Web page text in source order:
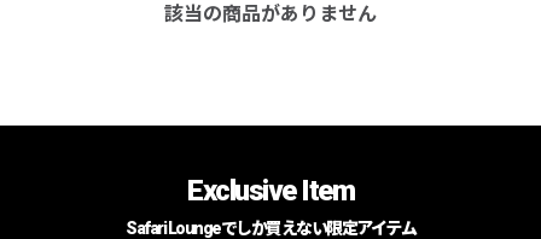
該当の商品がありません
Exclusive Item
Safari Loungeでしか買えない限定アイテム